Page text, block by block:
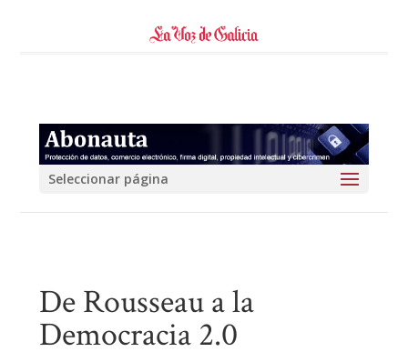
Seleccionar página
De Rousseau a la
Democracia 2.0